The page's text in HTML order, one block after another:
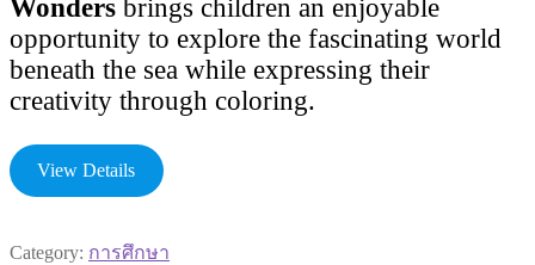
Wonders brings children an enjoyable
opportunity to explore the fascinating world
beneath the sea while expressing their
creativity through coloring.
View Details
Category: การศึกษา